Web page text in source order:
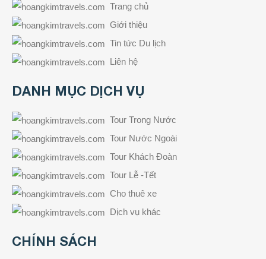
Trang chủ
Giới thiệu
Tin tức Du lịch
Liên hệ
DANH MỤC DỊCH VỤ
Tour Trong Nước
Tour Nước Ngoài
Tour Khách Đoàn
Tour Lễ -Tết
Cho thuê xe
Dịch vụ khác
CHÍNH SÁCH